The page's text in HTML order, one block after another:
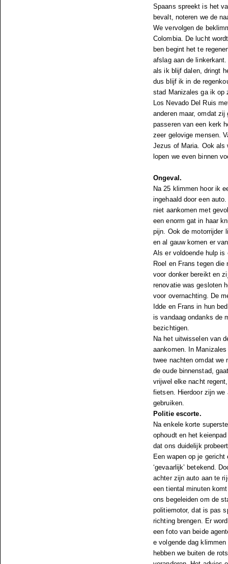
Spaans spreekt is het
bevalt, noteren we de
We vervolgen de
Colombia. De lucht
ben begint het te
afslag aan de
als ik blijf dalen, dringt
dus blijf ik in de
stad Manizales ga ik op
Los Nevado Del Ruis
anderen maar, omdat
passeren van een kerk
zeer gelovige mensen.
Jezus of Maria. Ook als
lopen we even binnen
Ongeval.
Na 25 klimmen hoor ik
ingehaald door een
niet aankomen met
een enorm gat in haar
pijn. Ook de motorrijder
en al gauw komen er
Als er voldoende hulp
Roel en Frans tegen
voor donker bereikt en
renovatie was gesloten
voor overnachting. De
Idde en Frans in hun
is vandaag ondanks de
bezichtigen.
Na het uitwisselen van
aankomen. In
twee nachten omdat we
de oude binnenstad,
vrijwel elke nacht
fietsen. Hierdoor zijn we
gebruiken.
Politie escorte.
Na enkele korte
ophoudt en het
dat ons duidelijk
Een wapen op je
‘gevaarlijk’ betekend.
achter zijn auto aan te
een tiental minuten
ons begeleiden om de
politiemotor, dat is pas
richting brengen. Er
een foto van beide
e volgende dag
hebben we buiten de